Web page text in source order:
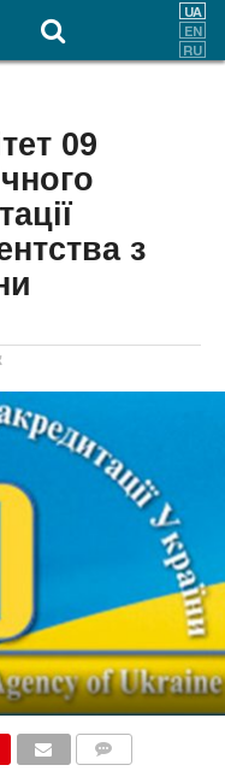
09
з